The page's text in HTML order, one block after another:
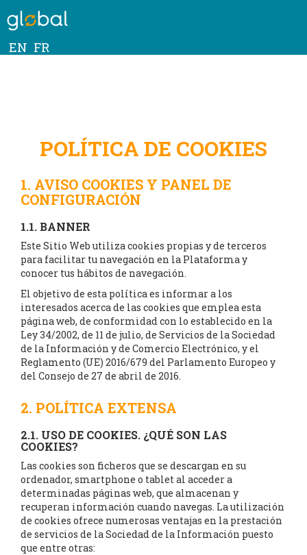
EN FR
POLÍTICA DE COOKIES
1. AVISO COOKIES Y PANEL DE
CONFIGURACIÓN
1.1. BANNER
Este Sitio Web utiliza cookies propias y de terceros
para facilitar tu navegación en la Plataforma y
conocer tus hábitos de navegación.
El objetivo de esta política es informar a los
interesados acerca de las cookies que emplea esta
página web, de conformidad con lo establecido en la
Ley 34/2002, de 11 de julio, de Servicios de la Sociedad
de la Información y de Comercio Electrónico, y el
Reglamento (UE) 2016/679 del Parlamento Europeo y
del Consejo de 27 de abril de 2016.
2. POLÍTICA EXTENSA
2.1. USO DE COOKIES. ¿QUÉ SON LAS
COOKIES?
Las cookies son ficheros que se descargan en su
ordenador, smartphone o tablet al acceder a
determinadas páginas web, que almacenan y
recuperan información cuando navegas. La utilización
de cookies ofrece numerosas ventajas en la prestación
de servicios de la Sociedad de la Información puesto
que entre otras: